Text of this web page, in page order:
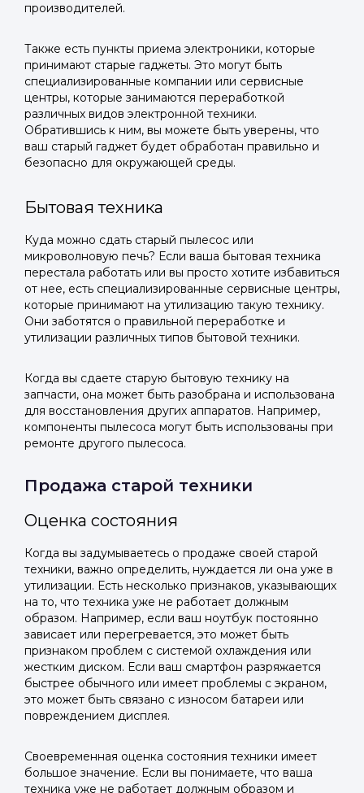
производителей.
Также есть пункты приема электроники, которые
принимают старые гаджеты. Это могут быть
специализированные компании или сервисные
центры, которые занимаются переработкой
различных видов электронной техники.
Обратившись к ним, вы можете быть уверены, что
ваш старый гаджет будет обработан правильно и
безопасно для окружающей среды.
Бытовая техника
Куда можно сдать старый пылесос или
микроволновую печь? Если ваша бытовая техника
перестала работать или вы просто хотите избавиться
от нее, есть специализированные сервисные центры,
которые принимают на утилизацию такую технику.
Они заботятся о правильной переработке и
утилизации различных типов бытовой техники.
Когда вы сдаете старую бытовую технику на
запчасти, она может быть разобрана и использована
для восстановления других аппаратов. Например,
компоненты пылесоса могут быть использованы при
ремонте другого пылесоса.
Продажа старой техники
Оценка состояния
Когда вы задумываетесь о продаже своей старой
техники, важно определить, нуждается ли она уже в
утилизации. Есть несколько признаков, указывающих
на то, что техника уже не работает должным
образом. Например, если ваш ноутбук постоянно
зависает или перегревается, это может быть
признаком проблем с системой охлаждения или
жестким диском. Если ваш смартфон разряжается
быстрее обычного или имеет проблемы с экраном,
это может быть связано с износом батареи или
повреждением дисплея.
Своевременная оценка состояния техники имеет
большое значение. Если вы понимаете, что ваша
техника уже не работает должным образом и